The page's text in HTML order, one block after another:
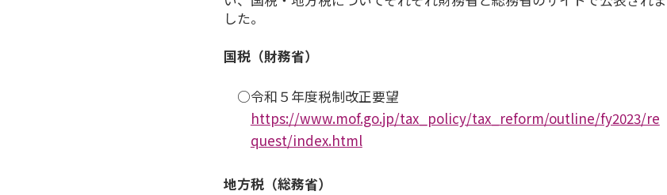
した。
国税（財務省）
○令和５年度税制改正要望
https://www.mof.go.jp/tax_policy/tax_reform/outline/fy2023/re
quest/index.html
地方税（総務省）